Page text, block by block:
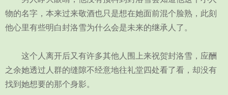
物的名字，本来过来敬酒也只是想在她面前混个脸熟，此刻
他心里有些明白封洛雪为什么会是未来的继承人了。
这个人离开后又有许多其他人围上来祝贺封洛雪，应酬
之余她透过人群的缝隙不经意地往礼堂四处看了看，却没有
找到她想要的那个身影。